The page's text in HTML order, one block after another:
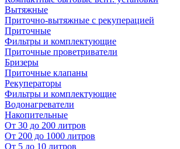
Вытяжные
Приточно-вытяжные с рекуперацией
Приточные
Фильтры и комплектующие
Приточные проветриватели
Бризеры
Приточные клапаны
Рекуператоры
Фильтры и комплектующие
Водонагреватели
Накопительные
От 30 до 200 литров
От 200 до 1000 литров
От 5 до 10 литров